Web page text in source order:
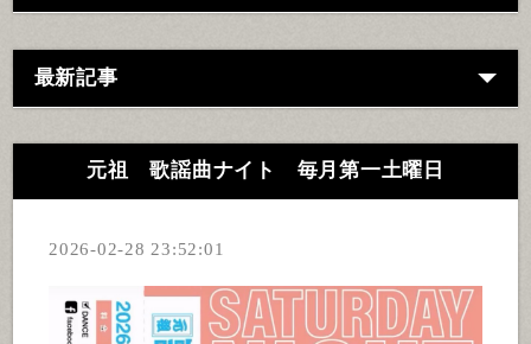
最新記事
元祖 歌謡曲ナイト 毎月第一土曜日
2026-02-28 23:52:01